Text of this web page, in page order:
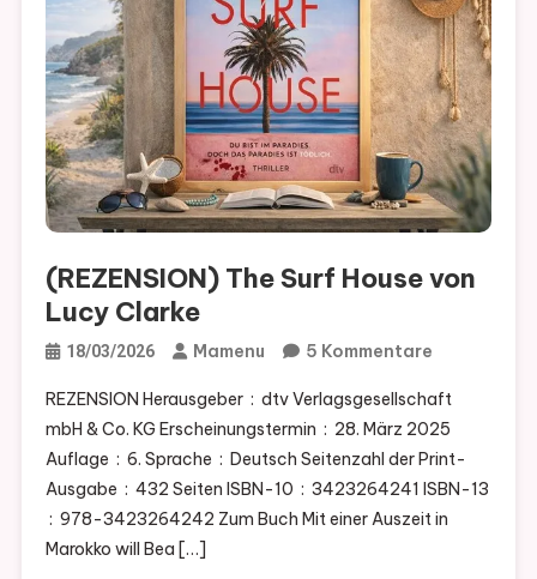
(REZENSION) The Surf House von
Lucy Clarke
18/03/2026 Mamenu 5 KommentareZu
The
Surf
House
Von
Lucy
REZENSION Herausgeber ‏ : ‎ dtv Verlagsgesellschaft
mbH & Co. KG Erscheinungstermin ‏ : ‎ 28. März 2025
Auflage ‏ : ‎ 6. Sprache ‏ : ‎ Deutsch Seitenzahl der Print-
Ausgabe ‏ : ‎ 432 Seiten ISBN-10 ‏ : ‎ 3423264241 ISBN-13
Marokko will Bea […]